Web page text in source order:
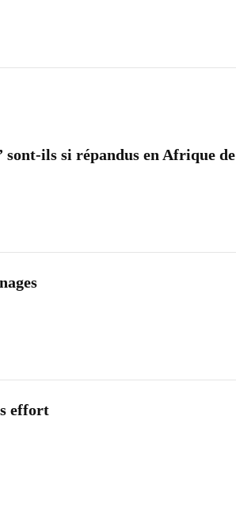
ils si répandus en Afrique de
effort